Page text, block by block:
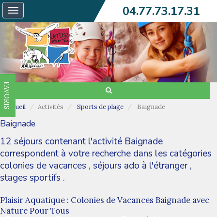
Toggle
navigation
04.77.73.17.31
FAVORIS
Accueil Activités Sports de plage Baignade
Baignade
12 séjours contenant l'activité Baignade
correspondent à votre recherche dans les catégories
colonies de vacances , séjours ado à l'étranger,
stages sportifs .
Plaisir Aquatique : Colonies de Vacances Baignade avec
Nature Pour Tous